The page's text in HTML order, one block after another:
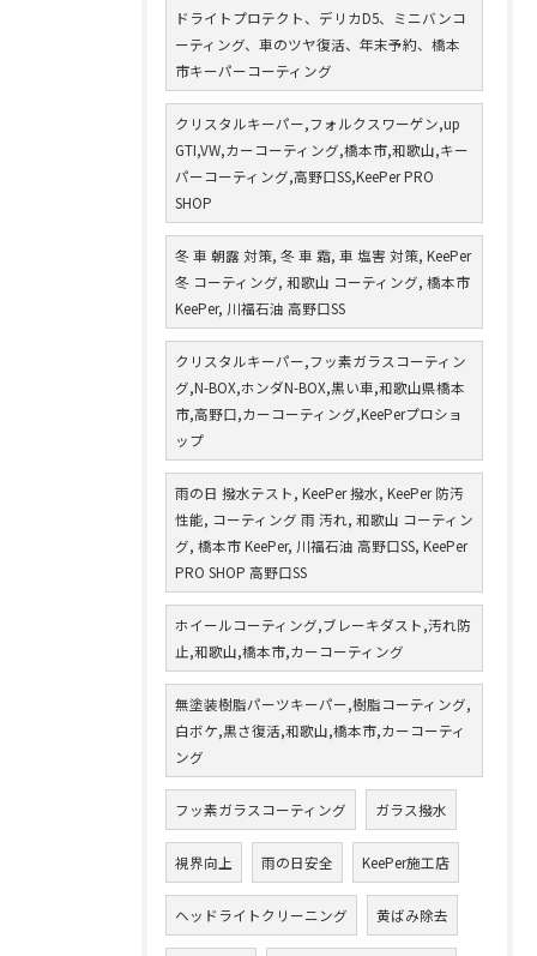
ドライトプロテクト、デリカD5、ミニバンコ
ーティング、車のツヤ復活、年末予約、橋本
市キーパーコーティング
クリスタルキーパー,フォルクスワーゲン,up
GTI,VW,カーコーティング,橋本市,和歌山,キー
パーコーティング,高野口SS,KeePer PRO
SHOP
冬 車 朝露 対策, 冬 車 霜, 車 塩害 対策, KeePer
冬 コーティング, 和歌山 コーティング, 橋本市
KeePer, 川福石油 高野口SS
クリスタルキーパー,フッ素ガラスコーティン
グ,N-BOX,ホンダN-BOX,黒い車,和歌山県橋本
市,高野口,カーコーティング,KeePerプロショ
ップ
雨の日 撥水テスト, KeePer 撥水, KeePer 防汚
性能, コーティング 雨 汚れ, 和歌山 コーティン
グ, 橋本市 KeePer, 川福石油 高野口SS, KeePer
PRO SHOP 高野口SS
ホイールコーティング,ブレーキダスト,汚れ防
止,和歌山,橋本市,カーコーティング
無塗装樹脂パーツキーパー,樹脂コーティング,
白ボケ,黒さ復活,和歌山,橋本市,カーコーティ
ング
フッ素ガラスコーティング ガラス撥水
視界向上 雨の日安全 KeePer施工店
ヘッドライトクリーニング 黄ばみ除去